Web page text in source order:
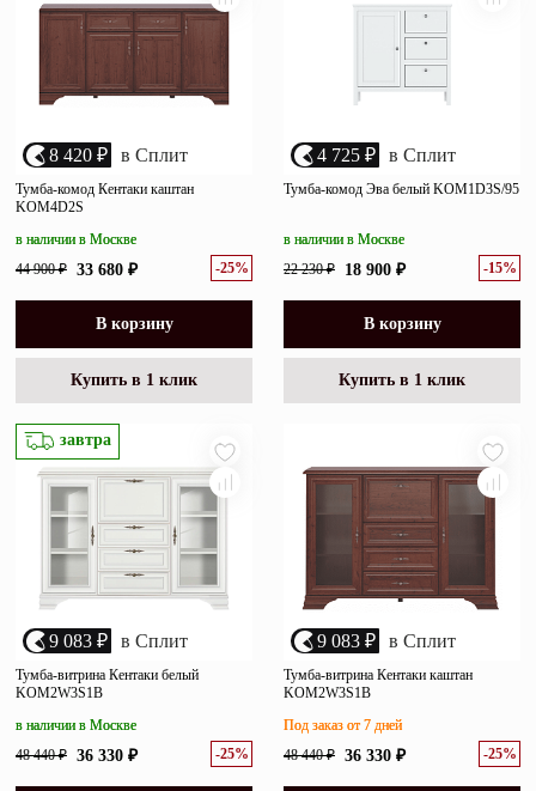
8 420 ₽ в Сплит
Тумба-комод Кентаки каштан
KOM4D2S
44 900 ₽ 33 680 ₽ -25%
в наличии в Москве
В корзину
Купить в 1 клик
4 725 ₽ в Сплит
Тумба-комод Эва белый KOM1D3S/95
22 230 ₽ 18 900 ₽ -15%
в наличии в Москве
В корзину
Купить в 1 клик
завтра
9 083 ₽ в Сплит
Тумба-витрина Кентаки белый
KOM2W3S1B
48 440 ₽ 36 330 ₽ -25%
в наличии в Москве
9 083 ₽ в Сплит
Тумба-витрина Кентаки каштан
KOM2W3S1B
48 440 ₽ 36 330 ₽ -25%
Под заказ от 7 дней